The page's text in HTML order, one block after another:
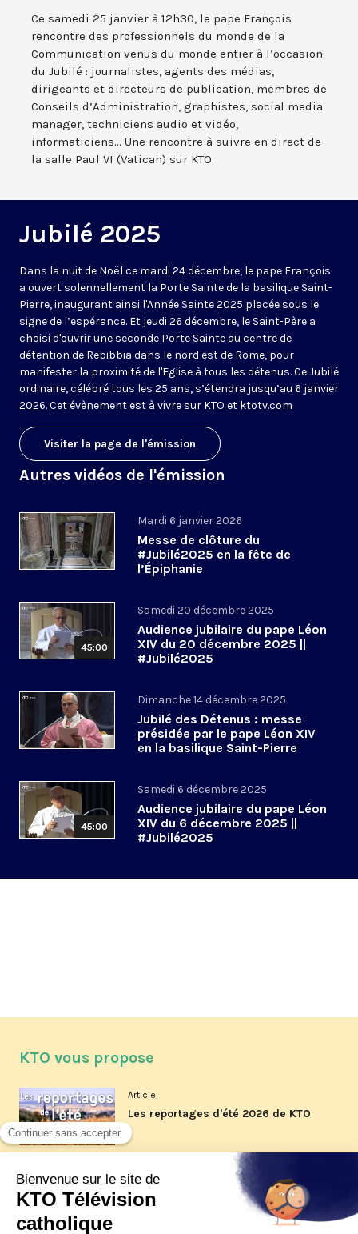
Ce samedi 25 janvier à 12h30, le pape François
rencontre des professionnels du monde de la
Communication venus du monde entier à l’occasion
du Jubilé : journalistes, agents des médias,
dirigeants et directeurs de publication, membres de
Conseils d’Administration, graphistes, social media
manager, techniciens audio et vidéo,
informaticiens... Une rencontre à suivre en direct de
la salle Paul VI (Vatican) sur KTO.
Jubilé 2025
Dans la nuit de Noël ce mardi 24 décembre, le pape François
a ouvert solennellement la Porte Sainte de la basilique Saint-
Pierre, inaugurant ainsi l'Année Sainte 2025 placée sous le
signe de l’espérance. Et jeudi 26 décembre, le Saint-Père a
choisi d'ouvrir une seconde Porte Sainte au centre de
détention de Rebibbia dans le nord est de Rome, pour
manifester la proximité de l'Eglise à tous les détenus. Ce Jubilé
ordinaire, célébré tous les 25 ans, s’étendra jusqu’au 6 janvier
2026. Cet évènement est à vivre sur KTO et ktotv.com
Visiter la page de l'émission
Autres vidéos de l'émission
Mardi 6 janvier 2026
Messe de clôture du
#Jubilé2025 en la fête de
l’Épiphanie
45:00
Samedi 20 décembre 2025
Audience jubilaire du pape Léon
XIV du 20 décembre 2025 ||
#Jubilé2025
Dimanche 14 décembre 2025
Jubilé des Détenus : messe
présidée par le pape Léon XIV
en la basilique Saint-Pierre
45:00
Samedi 6 décembre 2025
Audience jubilaire du pape Léon
XIV du 6 décembre 2025 ||
#Jubilé2025
KTO vous propose
Article
Les reportages d'été 2026 de KTO
La visite pastorale du pape Léon
XIV à Assise à suivre sur KTO le
jeudi 6 août